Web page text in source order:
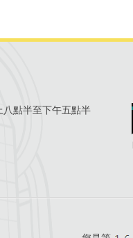
八點半至下午五點半